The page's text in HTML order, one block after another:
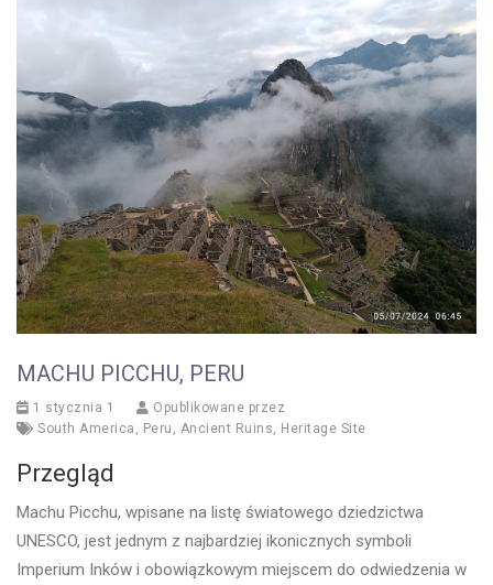
MACHU PICCHU, PERU
1 stycznia 1
Opublikowane przez
South America
Peru Ancient Ruins Heritage Site
Przegląd
Machu Picchu, wpisane na listę światowego dziedzictwa
UNESCO, jest jednym z najbardziej ikonicznych symboli
Imperium Inków i obowiązkowym miejscem do odwiedzenia w